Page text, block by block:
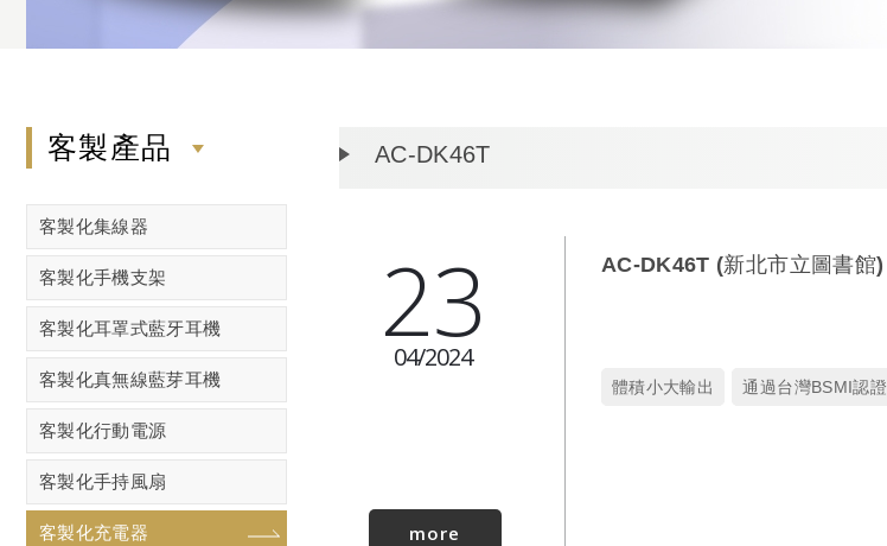
客製產品
客製化集線器
客製化手機支架
客製化耳罩式藍牙耳機
客製化真無線藍芽耳機
客製化行動電源
客製化手持風扇
客製化充電器
AC-DK46T
23
04 2024
AC-DK46T (新北市立圖書館)
體積小大輸出 通過台灣BSMI認證
more